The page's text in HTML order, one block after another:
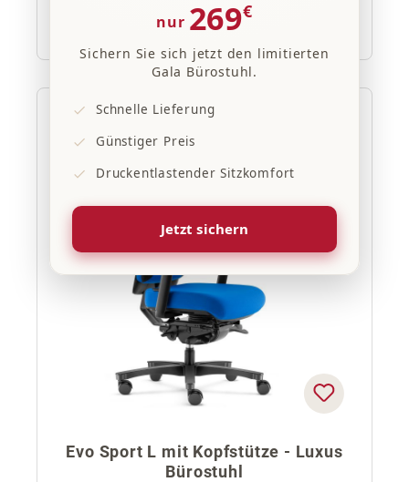
nur 269€
Sichern Sie sich jetzt den limitierten
Gala Bürostuhl.
Schnelle Lieferung
Günstiger Preis
Druckentlastender Sitzkomfort
Jetzt sichern
Regulärer Preis:
ab609,00 €
Evo Sport L mit Kopfstütze - Luxus
Bürostuhl